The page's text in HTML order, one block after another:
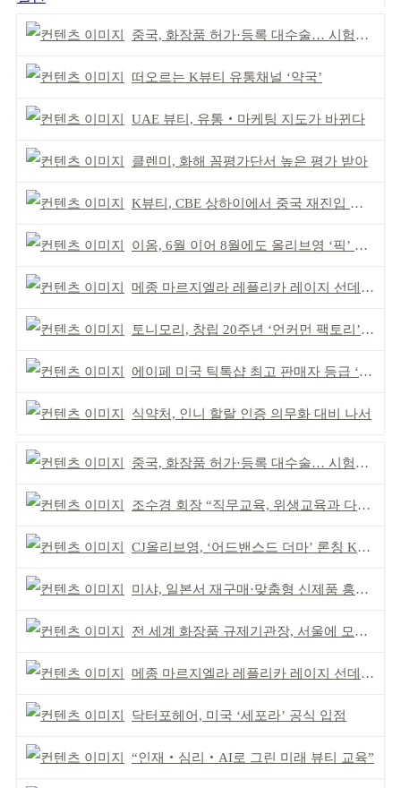
중국, 화장품 허가·등록 대수술… 시험자료 공용 허용
떠오르는 K뷰티 유통채널 ‘약국’
UAE 뷰티, 유통‧마케팅 지도가 바뀐다
클렌미, 화해 꼼평가단서 높은 평가 받아
K뷰티, CBE 상하이에서 중국 재진입 기회 모색
이옴, 6월 이어 8월에도 올리브영 ‘픽’ 선정
메종 마르지엘라 레플리카 레이지 선데이 모닝 디퓨저
토니모리, 창립 20주년 ‘언커먼 팩토리’ 팝업 성료
에이페 미국 틱톡샵 최고 판매자 등급 ‘Tier 5’ 달성
식약처, 인니 할랄 인증 의무화 대비 나서
중국, 화장품 허가·등록 대수술… 시험자료 공용 허용
조수경 회장 “직무교육, 위생교육과 다르다”
CJ올리브영, ‘어드밴스드 더마’ 론칭 K더마 육성 박차
미샤, 일본서 재구매·맞춤형 신제품 흥행 ‘쌍끌이’
전 세계 화장품 규제기관장, 서울에 모인다
메종 마르지엘라 레플리카 레이지 선데이 모닝 디퓨저
닥터포헤어, 미국 ‘세포라’ 공식 입점
“인재‧심리‧AI로 그린 미래 뷰티 교육”